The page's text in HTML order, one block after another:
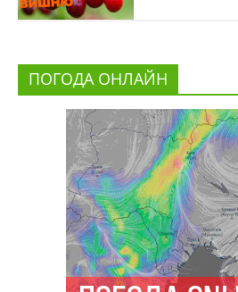
ПОГОДА ОНЛАЙН